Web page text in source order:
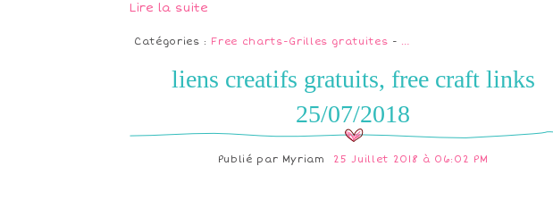
Lire la suite
Catégories : Free charts-Grilles gratuites - …
liens creatifs gratuits, free craft links
25/07/2018
Publié par Myriam 25 Juillet 2018 à 06:02 PM